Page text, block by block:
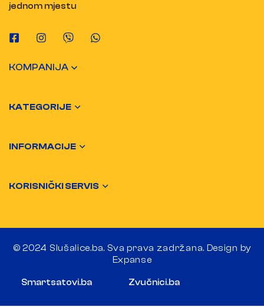
jednom mjestu
KOMPANIJA
KATEGORIJE
INFORMACIJE
KORISNIČKI SERVIS
© 2024 Slušalice.ba. Sva prava zadržana. Design by
Expanse
Smartsatovi.ba Zvučnici.ba